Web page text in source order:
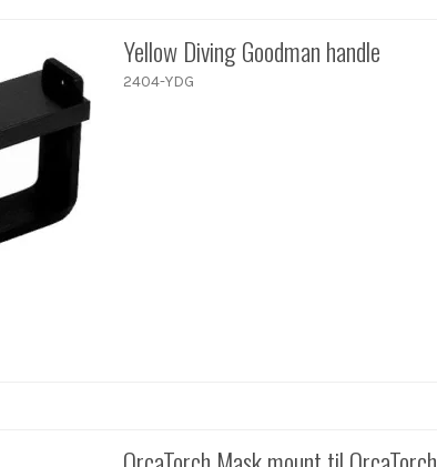
Yellow Diving Goodman handle
2404-YDG